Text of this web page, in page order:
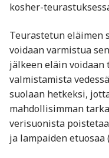
kosher-
Teurastetun eläimen
voidaan varmistua
jälkeen eläin voidaan
valmistamista
suolaan hetkeksi,
mahdollisimman
verisuonista
ja lampaiden